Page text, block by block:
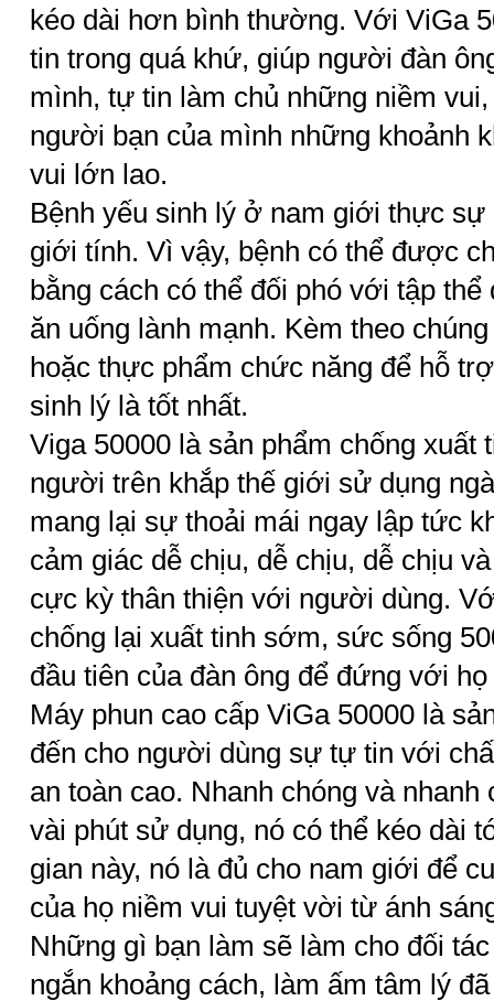
kéo dài hơn bình thường. Với ViGa
tin trong quá khứ, giúp người đàn
mình, tự tin làm chủ những niềm
người bạn của mình những khoảnh
vui lớn lao.
Bệnh yếu sinh lý ở nam giới thực sự
giới tính. Vì vậy, bệnh có thể được
bằng cách có thể đối phó với tập
ăn uống lành mạnh. Kèm theo
hoặc thực phẩm chức năng để hỗ
sinh lý là tốt nhất.
Viga 50000 là sản phẩm chống xuất
người trên khắp thế giới sử dụng
mang lại sự thoải mái ngay lập tức
cảm giác dễ chịu, dễ chịu, dễ chịu
cực kỳ thân thiện với người dùng.
chống lại xuất tinh sớm, sức sống
đầu tiên của đàn ông để đứng với
Máy phun cao cấp ViGa 50000 là
đến cho người dùng sự tự tin với
an toàn cao. Nhanh chóng và nhanh
vài phút sử dụng, nó có thể kéo dài
gian này, nó là đủ cho nam giới để
của họ niềm vui tuyệt vời từ ánh
Những gì bạn làm sẽ làm cho đối
ngắn khoảng cách, làm ấm tâm lý